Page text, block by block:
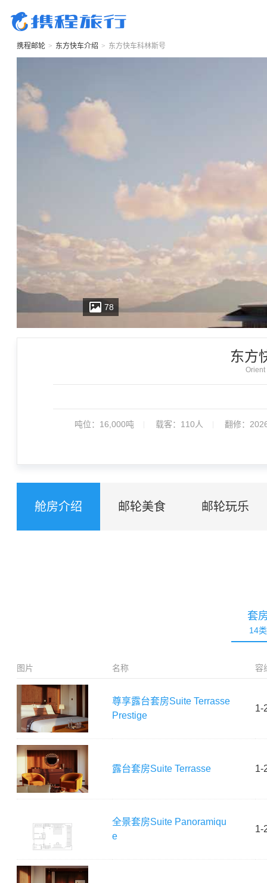
携程邮轮 > 东方快车介绍 > 东方快车科林斯号
78
东方
Orient
吨位： 16,000吨 载客： 110人 翻修：
舱房介绍 邮轮美食 邮轮玩乐
套
14类
图片 名称 容
尊享露台套房Suite Terrasse
Prestige
1-
露台套房Suite Terrasse 1-
全景套房Suite Panoramiqu
e
1-